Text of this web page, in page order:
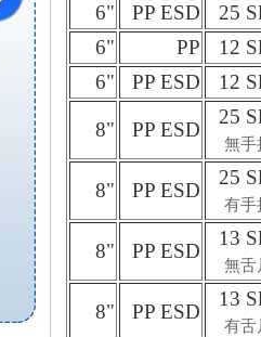
6"
PP ESD
25
6"
PP
12
6"
PP ESD 12
8" PP ESD
25
無手
8" PP ESD
25
有手
8" PP ESD
13
無舌
8" PP ESD
13
有舌